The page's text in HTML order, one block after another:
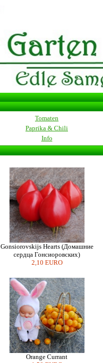
Tomaten
Paprika & Chili
Info
Gonsiorovskijs Hearts (Домашние
сердца Гонсиоровских)
2,10 EURO
Orange Currant